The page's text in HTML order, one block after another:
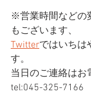
※営業時間などの
もございます、
Twitterではいちは
す。
当日のご連絡はお
tel:045-325-7166